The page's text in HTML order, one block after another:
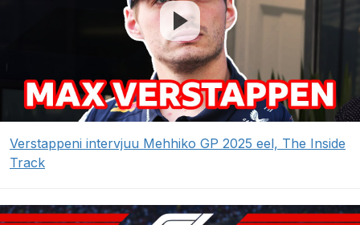
Verstappeni intervjuu Mehhiko GP 2025 eel, The Inside
Track